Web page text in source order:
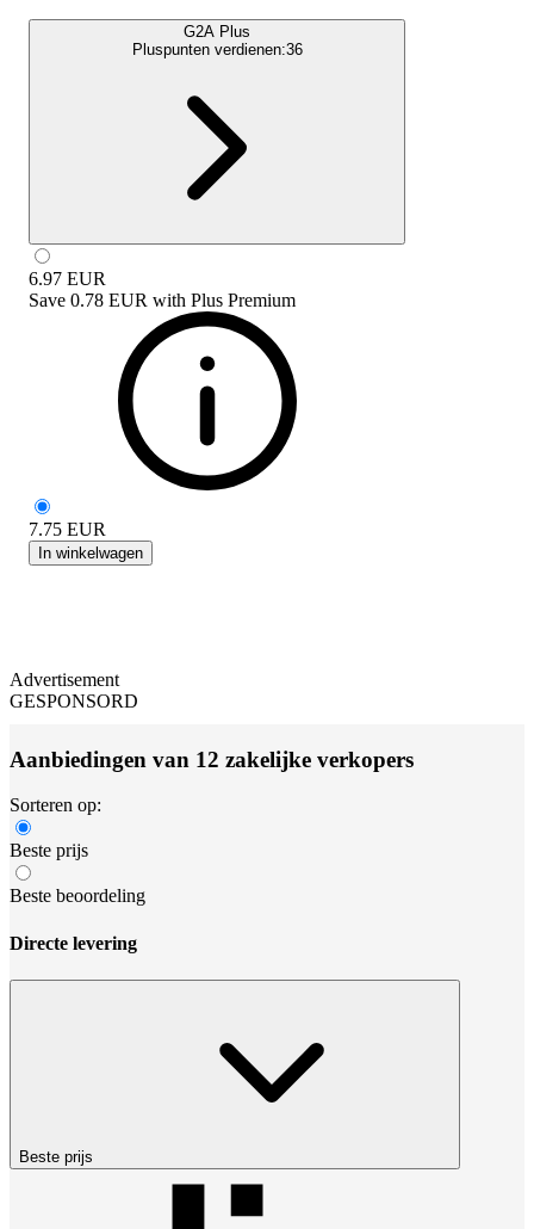
G2A Plus
Pluspunten verdienen:36
6.97 EUR
Save 0.78 EUR with Plus Premium
7.75 EUR
In winkelwagen
Advertisement
GESPONSORD
Aanbiedingen van 12 zakelijke verkopers
Sorteren op:
Beste prijs
Beste beoordeling
Directe levering
Beste prijs